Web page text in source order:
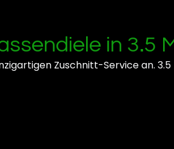
in 3.5
Zuschnitt-Service an.